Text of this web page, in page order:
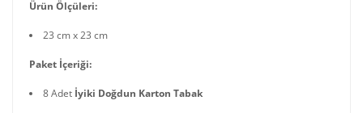
Ürün Ölçüleri:
23 cm x 23 cm
Paket İçeriği:
8 Adet İyiki Doğdun Karton Tabak